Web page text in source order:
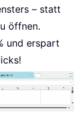
– statt
öffnen.
und erspart